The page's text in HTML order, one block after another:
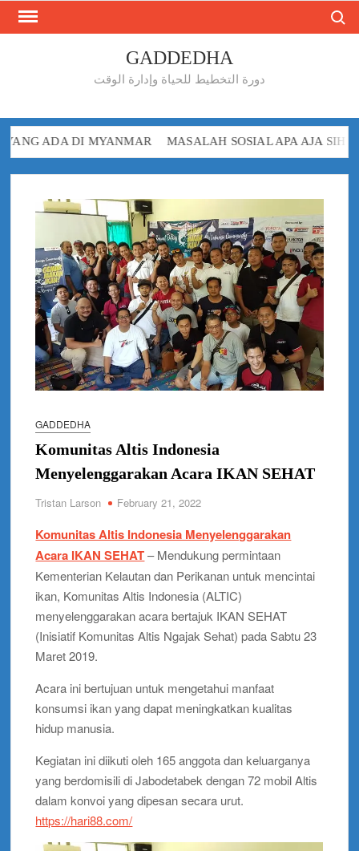
Skip
GADDEDHA
دورة التخطيط للحياة وإدارة الوقت
DI MYANMAR MASALAH SOSIAL APA AJA SIH YANG ADA
GADDEDHA
Komunitas Altis Indonesia
Menyelenggarakan Acara IKAN SEHAT
Tristan Larson February 21, 2022
Komunitas Altis Indonesia Menyelenggarakan
Acara IKAN SEHAT– Mendukung permintaan
Kementerian Kelautan dan Perikanan untuk mencintai
ikan, Komunitas Altis Indonesia (ALTIC)
menyelenggarakan acara bertajuk IKAN SEHAT
(Inisiatif Komunitas Altis Ngajak Sehat) pada Sabtu 23
Maret 2019.
Acara ini bertujuan untuk mengetahui manfaat
konsumsi ikan yang dapat meningkatkan kualitas
hidup manusia.
Kegiatan ini diikuti oleh 165 anggota dan keluarganya
yang berdomisili di Jabodetabek dengan 72 mobil Altis
dalam konvoi yang dipesan secara urut.
https://hari88.com/